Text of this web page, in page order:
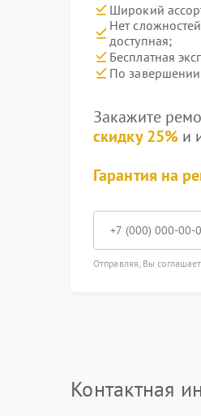
Широкий
Нет
доступная;
Бесплатная
По завершении
Закажите
скидку 25% и
Гарантия на
Отправляя, Вы
Контактная